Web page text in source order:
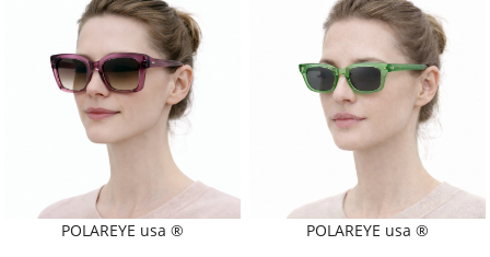
POLAREYE usa ®
POLAREYE usa ®